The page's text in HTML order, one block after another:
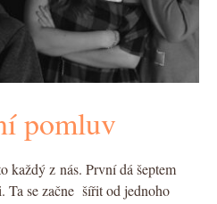
pomluv
každý z nás. První dá šeptem
Ta se začne šířit od jednoho